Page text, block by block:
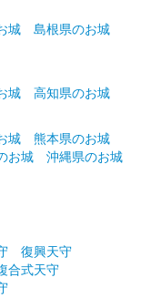
城
島根県のお城
城
高知県のお城
城
熊本県のお城
お城 沖縄県のお城
復興天守
合式天守